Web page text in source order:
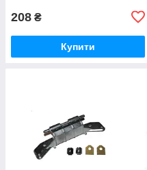
208 ₴
Купити